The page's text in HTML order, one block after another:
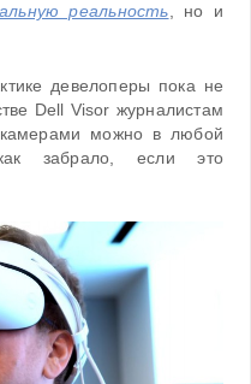
реальность , но и
девелоперы пока не
Dell Visor журналистам
можно в любой
забрало, если это